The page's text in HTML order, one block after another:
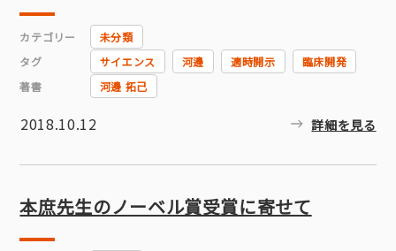
カテゴリー
未分類
タグ
サイエンス 河邊 適時開示
臨床開発
著書
河邊 拓己
2018.10.12 詳細を見る
本庶先生のノーベル賞受賞に寄せて